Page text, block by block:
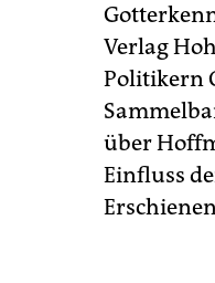
Verlag
Politikern
über
Einfluss